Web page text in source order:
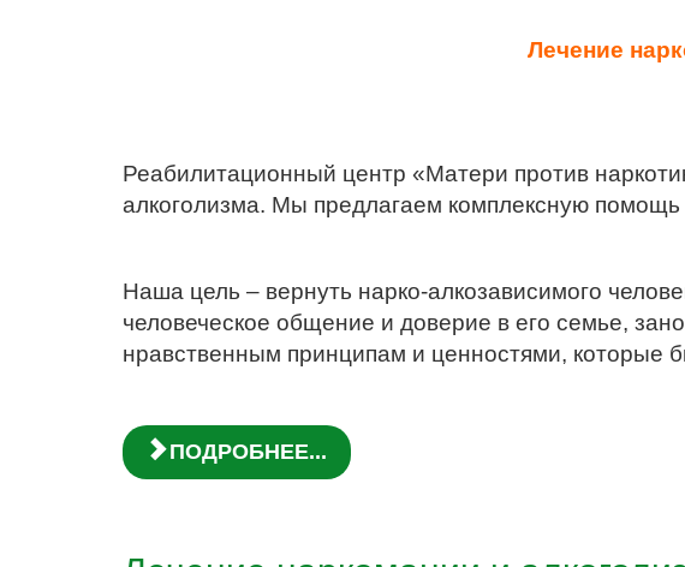
Лечение
Реабилитационный центр «Матери против
алкоголизма. Мы предлагаем комплексную
Наша цель – вернуть нарко-алкозависимого
человеческое общение и доверие в его семье,
нравственным принципам и ценностями, которые
ПОДРОБНЕЕ...